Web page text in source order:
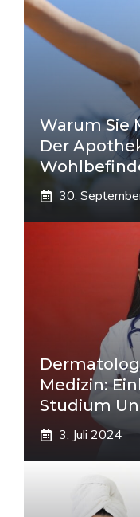
Warum Sie
Der
30.
Medizin:
Studium
3. Juli 2024